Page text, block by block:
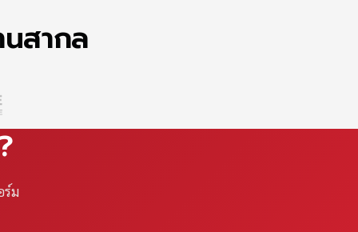
สากล
ร์ม